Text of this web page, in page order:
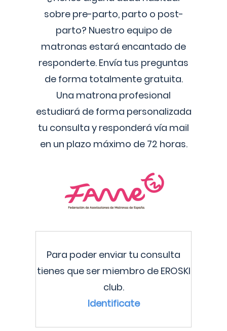
sobre pre-parto, parto o post-
parto? Nuestro equipo de
matronas estará encantado de
responderte. Envía tus preguntas
de forma totalmente gratuita.
Una matrona profesional
estudiará de forma personalizada
tu consulta y responderá vía mail
en un plazo máximo de 72 horas.
Para poder enviar tu consulta
tienes que ser miembro de EROSKI
club.
Identificate